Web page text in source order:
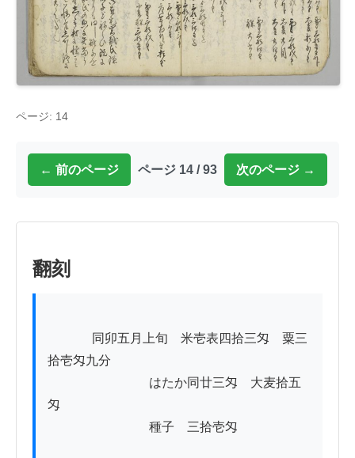
ページ: 14
← 前のページ ページ 14 / 93 次のページ →
翻刻
拾壱匁九分
はたか同廿三匁　大麦拾五
匁
種子　三拾壱匁